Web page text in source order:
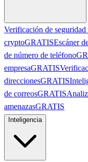
Verificación de seguridad
cryptoGRATISEscáner
de número de teléfono
empresaGRATIS
direccionesGRATIS
de correosGRATIS
amenazasGRATIS
Inteligencia